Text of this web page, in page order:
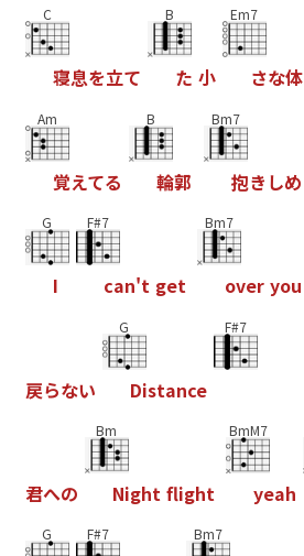
C
寝息を立て
B
た 小
Em7
さな体
Am
覚えてる
B
輪郭
Bm7
抱き しめ
G
I
F#7
can't get
Bm7
over you
戻らない
G
Distance
F#7
君への
Bm
Night fight
BmM7
yeah
G F#7 Bm7